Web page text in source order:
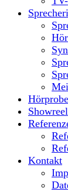
Showreel
Kontakt